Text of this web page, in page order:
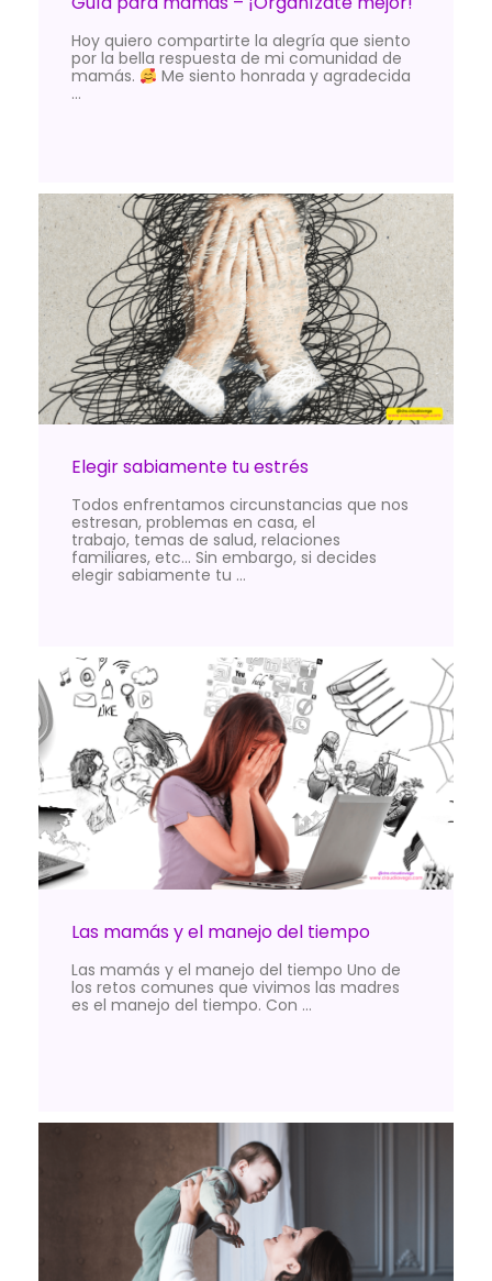
Hoy quiero compartirte la alegría que siento
por la bella respuesta de mi comunidad de
mamás.
Me siento honrada y agradecida
…
Elegir sabiamente tu estrés
Todos enfrentamos circunstancias que nos
estresan, problemas en casa, el
trabajo, temas de salud, relaciones
familiares, etc… Sin embargo, si decides
elegir sabiamente tu …
Las mamás y el manejo del tiempo
Las mamás y el manejo del tiempo Uno de
los retos comunes que vivimos las madres
es el manejo del tiempo. Con …